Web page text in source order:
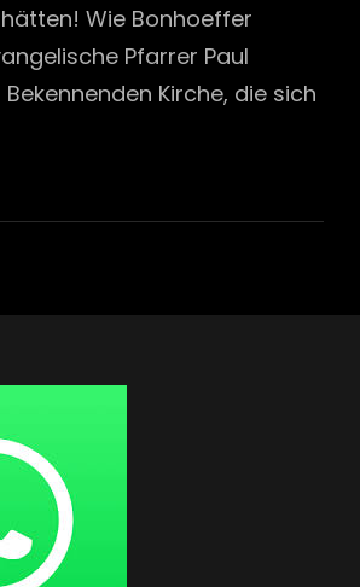
Wie Bonhoeffer
Pfarrer Paul
Kirche, die sich